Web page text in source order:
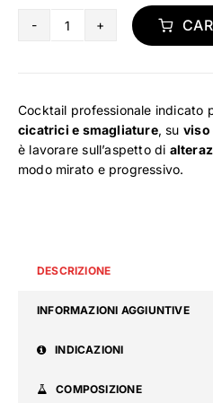
DERMA-
Cocktail professionale indicato
cicatrici e smagliature, su viso
è lavorare sull’aspetto di
modo mirato e progressivo.
DESCRIZIONE
INFORMAZIONI AGGIUNTIVE
INDICAZIONI
COMPOSIZIONE